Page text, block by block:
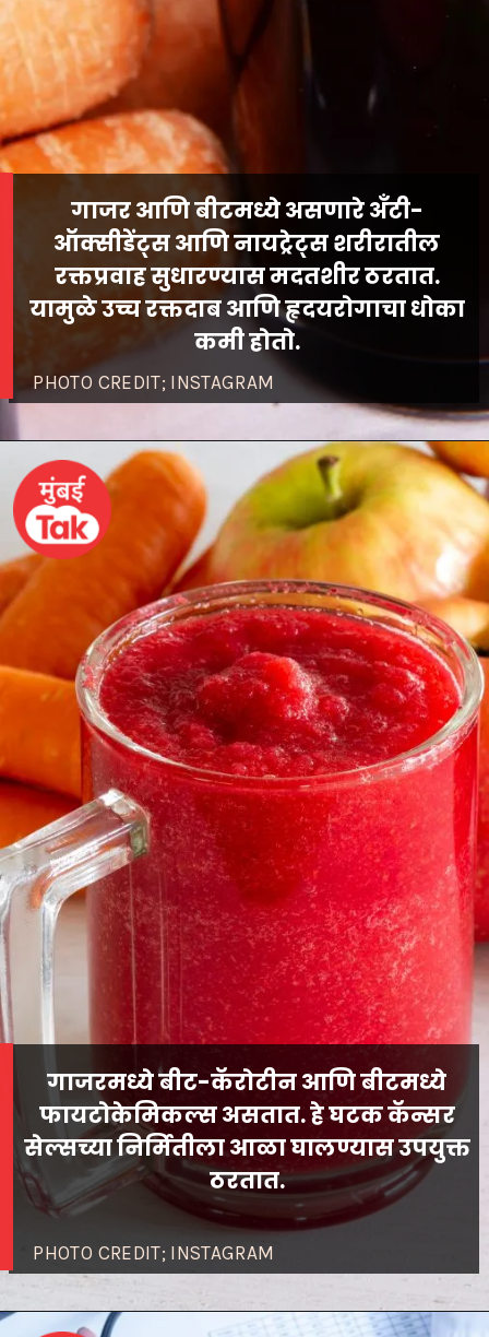
PHOTO CREDIT; INSTAGRAM
गाजर आणि बीटमध्ये असणारे अँटी-
ऑक्सीडेंट्स आणि नायट्रेट्स शरीरातील
रक्तप्रवाह सुधारण्यास मदतशीर ठरतात.
यामुळे उच्च रक्तदाब आणि हृदयरोगाचा धोका
कमी होतो.
PHOTO CREDIT; INSTAGRAM
गाजरमध्ये बीट-कॅरोटीन आणि बीटमध्ये
फायटोकेमिकल्स असतात. हे घटक कॅन्सर
सेल्सच्या निर्मितीला आळा घालण्यास उपयुक्त
ठरतात.